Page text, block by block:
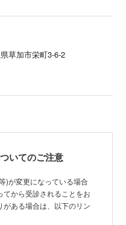
草加市栄町3-6-2
いてのご注意
)が変更になっている場合
から受診されることをお
ある場合は、以下のリン